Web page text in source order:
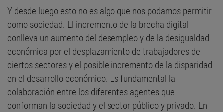
Y desde luego esto no es algo que nos podamos permitir
como sociedad. El incremento de la brecha digital
conlleva un aumento del desempleo y de la desigualdad
económica por el desplazamiento de trabajadores de
ciertos sectores y el posible incremento de la disparidad
en el desarrollo económico. Es fundamental la
colaboración entre los diferentes agentes que
conforman la sociedad y el sector público y privado. En